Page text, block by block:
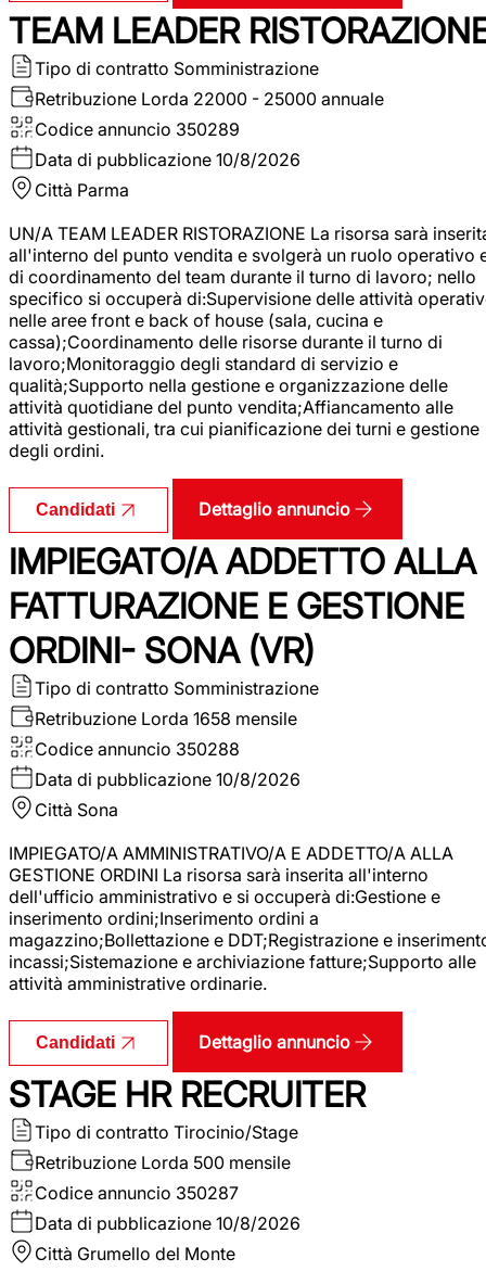
TEAM LEADER
Tipo di contratto Somministrazione
Retribuzione Lorda 22000 - 25000 annuale
Codice annuncio 350289
Data di pubblicazione 10/8/2026
Città Parma
UN/A TEAM LEADER RISTORAZIONE La risorsa sarà
all'interno del punto vendita e svolgerà un ruolo operativo
di coordinamento del team durante il turno di lavoro; nello
specifico si occuperà di:Supervisione delle attività
nelle aree front e back of house (sala, cucina e
cassa);Coordinamento delle risorse durante il turno di
lavoro;Monitoraggio degli standard di servizio e
qualità;Supporto nella gestione e organizzazione delle
attività quotidiane del punto vendita;Affiancamento alle
attività gestionali, tra cui pianificazione dei turni e gestione
degli ordini.
Candidati Dettaglio annuncio
IMPIEGATO/A ADDETTO ALLA
FATTURAZIONE E GESTIONE
ORDINI- SONA (VR)
Tipo di contratto Somministrazione
Retribuzione Lorda 1658 mensile
Codice annuncio 350288
Data di pubblicazione 10/8/2026
Città Sona
IMPIEGATO/A AMMINISTRATIVO/A E ADDETTO/A ALLA
GESTIONE ORDINI La risorsa sarà inserita all'interno
dell'ufficio amministrativo e si occuperà di:Gestione e
inserimento ordini;Inserimento ordini a
magazzino;Bollettazione e DDT;Registrazione e
incassi;Sistemazione e archiviazione fatture;Supporto alle
attività amministrative ordinarie.
Candidati Dettaglio annuncio
STAGE HR RECRUITER
Tipo di contratto Tirocinio/Stage
Retribuzione Lorda 500 mensile
Codice annuncio 350287
Data di pubblicazione 10/8/2026
Città Grumello del Monte